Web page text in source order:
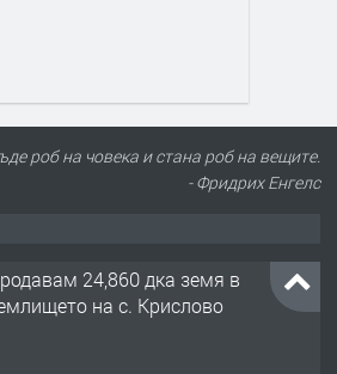
роб на човека и стана роб на вещите.
- Фридрих Енгелс
24,860 дка земя в
на с. Крислово